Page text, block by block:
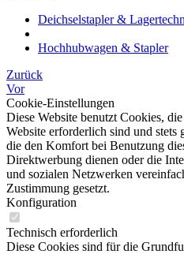
Deichselstapler &
Hochhubwagen & Stapler
Zurück
Vor
Cookie-Einstellungen
Diese Website benutzt Cookies,
Website erforderlich sind und stets
die den Komfort bei Benutzung
Direktwerbung dienen oder die
und sozialen Netzwerken
Zustimmung gesetzt.
Konfiguration
Technisch erforderlich
Diese Cookies sind für die